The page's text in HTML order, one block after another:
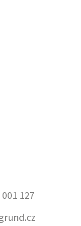
127